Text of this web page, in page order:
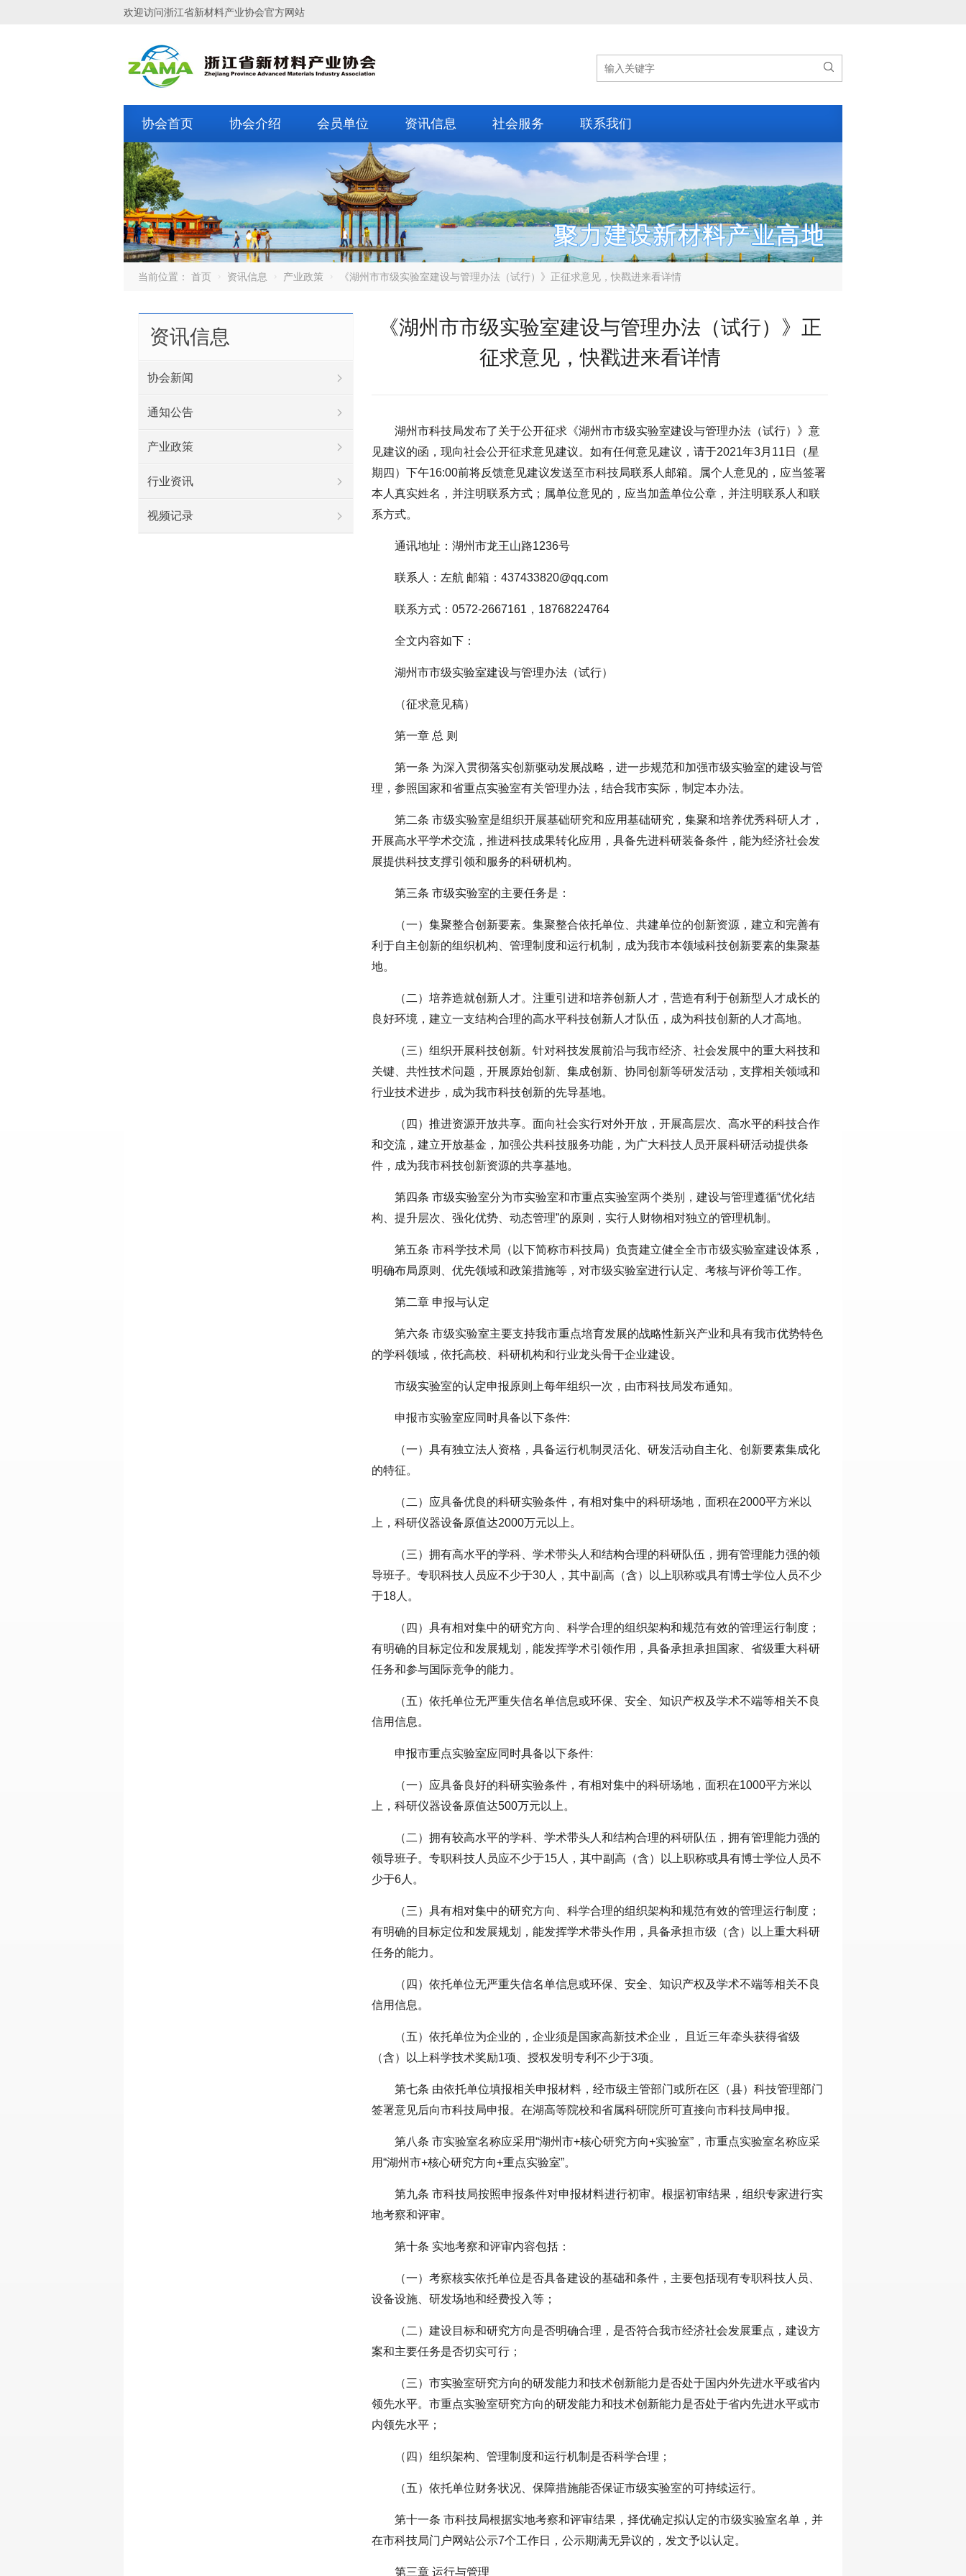
欢迎访问浙江省新材料产业协会官方网站

协会首页 协会介绍 会员单位 资讯信息 社会服务 联系我们
当前位置： 首页 资讯信息 产业政策 《湖州市市级实验室建设与管理办法（试行）》正征求意见，快戳进来看详情
《湖州市市级实验室建设与管理办法（试行）》正
征求意见，快戳进来看详情
湖州市科技局发布了关于公开征求《湖州市市级实验室建设与管理办法（试行）》意
见建议的函，现向社会公开征求意见建议。如有任何意见建议，请于2021年3月11日（星
期四）下午16:00前将反馈意见建议发送至市科技局联系人邮箱。属个人意见的，应当签署
本人真实姓名，并注明联系方式；属单位意见的，应当加盖单位公章，并注明联系人和联
系方式。
通讯地址：湖州市龙王山路1236号
联系人：左航 邮箱：437433820@qq.com
联系方式：0572-2667161，18768224764
全文内容如下：
湖州市市级实验室建设与管理办法（试行）
（征求意见稿）
第一章 总 则
第一条 为深入贯彻落实创新驱动发展战略，进一步规范和加强市级实验室的建设与管
理，参照国家和省重点实验室有关管理办法，结合我市实际，制定本办法。
第二条 市级实验室是组织开展基础研究和应用基础研究，集聚和培养优秀科研人才，
开展高水平学术交流，推进科技成果转化应用，具备先进科研装备条件，能为经济社会发
展提供科技支撑引领和服务的科研机构。
第三条 市级实验室的主要任务是：
（一）集聚整合创新要素。集聚整合依托单位、共建单位的创新资源，建立和完善有
利于自主创新的组织机构、管理制度和运行机制，成为我市本领域科技创新要素的集聚基
地。
（二）培养造就创新人才。注重引进和培养创新人才，营造有利于创新型人才成长的
良好环境，建立一支结构合理的高水平科技创新人才队伍，成为科技创新的人才高地。
（三）组织开展科技创新。针对科技发展前沿与我市经济、社会发展中的重大科技和
关键、共性技术问题，开展原始创新、集成创新、协同创新等研发活动，支撑相关领域和
行业技术进步，成为我市科技创新的先导基地。
（四）推进资源开放共享。面向社会实行对外开放，开展高层次、高水平的科技合作
和交流，建立开放基金，加强公共科技服务功能，为广大科技人员开展科研活动提供条
件，成为我市科技创新资源的共享基地。
第四条 市级实验室分为市实验室和市重点实验室两个类别，建设与管理遵循“优化结
构、提升层次、强化优势、动态管理”的原则，实行人财物相对独立的管理机制。
第五条 市科学技术局（以下简称市科技局）负责建立健全全市市级实验室建设体系，
明确布局原则、优先领域和政策措施等，对市级实验室进行认定、考核与评价等工作。
第二章 申报与认定
第六条 市级实验室主要支持我市重点培育发展的战略性新兴产业和具有我市优势特色
的学科领域，依托高校、科研机构和行业龙头骨干企业建设。
市级实验室的认定申报原则上每年组织一次，由市科技局发布通知。
申报市实验室应同时具备以下条件:
（一）具有独立法人资格，具备运行机制灵活化、研发活动自主化、创新要素集成化
的特征。
（二）应具备优良的科研实验条件，有相对集中的科研场地，面积在2000平方米以
上，科研仪器设备原值达2000万元以上。
（三）拥有高水平的学科、学术带头人和结构合理的科研队伍，拥有管理能力强的领
导班子。专职科技人员应不少于30人，其中副高（含）以上职称或具有博士学位人员不少
于18人。
（四）具有相对集中的研究方向、科学合理的组织架构和规范有效的管理运行制度；
有明确的目标定位和发展规划，能发挥学术引领作用，具备承担承担国家、省级重大科研
任务和参与国际竞争的能力。
（五）依托单位无严重失信名单信息或环保、安全、知识产权及学术不端等相关不良
信用信息。
申报市重点实验室应同时具备以下条件:
（一）应具备良好的科研实验条件，有相对集中的科研场地，面积在1000平方米以
上，科研仪器设备原值达500万元以上。
（二）拥有较高水平的学科、学术带头人和结构合理的科研队伍，拥有管理能力强的
领导班子。专职科技人员应不少于15人，其中副高（含）以上职称或具有博士学位人员不
少于6人。
（三）具有相对集中的研究方向、科学合理的组织架构和规范有效的管理运行制度；
有明确的目标定位和发展规划，能发挥学术带头作用，具备承担市级（含）以上重大科研
任务的能力。
（四）依托单位无严重失信名单信息或环保、安全、知识产权及学术不端等相关不良
信用信息。
（五）依托单位为企业的，企业须是国家高新技术企业， 且近三年牵头获得省级
（含）以上科学技术奖励1项、授权发明专利不少于3项。
第七条 由依托单位填报相关申报材料，经市级主管部门或所在区（县）科技管理部门
签署意见后向市科技局申报。在湖高等院校和省属科研院所可直接向市科技局申报。
第八条 市实验室名称应采用“湖州市+核心研究方向+实验室”，市重点实验室名称应采
用“湖州市+核心研究方向+重点实验室”。
第九条 市科技局按照申报条件对申报材料进行初审。根据初审结果，组织专家进行实
地考察和评审。
第十条 实地考察和评审内容包括：
（一）考察核实依托单位是否具备建设的基础和条件，主要包括现有专职科技人员、
设备设施、研发场地和经费投入等；
（二）建设目标和研究方向是否明确合理，是否符合我市经济社会发展重点，建设方
案和主要任务是否切实可行；
（三）市实验室研究方向的研发能力和技术创新能力是否处于国内外先进水平或省内
领先水平。市重点实验室研究方向的研发能力和技术创新能力是否处于省内先进水平或市
内领先水平；
（四）组织架构、管理制度和运行机制是否科学合理；
（五）依托单位财务状况、保障措施能否保证市级实验室的可持续运行。
第十一条 市科技局根据实地考察和评审结果，择优确定拟认定的市级实验室名单，并
在市科技局门户网站公示7个工作日，公示期满无异议的，发文予以认定。
第三章 运行与管理
资讯信息
协会新闻
通知公告
产业政策
行业资讯
视频记录